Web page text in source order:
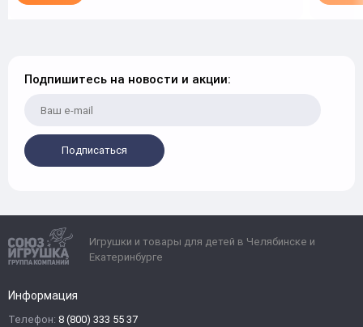
Подпишитесь на новости и акции:
Подписаться
Игрушки и товары для детей в Челябинске и
Екатеринбурге
Информация
Телефон: 8 (800) 333 55 37